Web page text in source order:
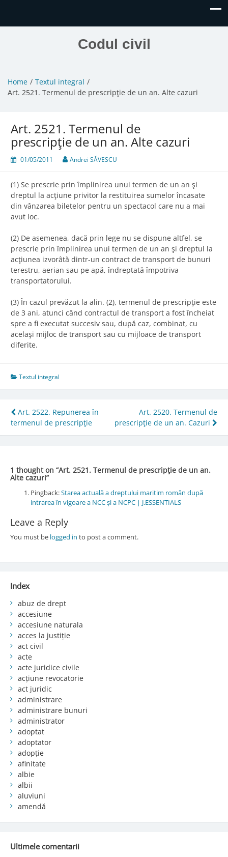
Codul civil
Home
Textul integral
Art. 2521. Termenul de prescripţie de un an. Alte cazuri
Art. 2521. Termenul de
prescripţie de un an. Alte cazuri
01/05/2011 Andrei SĂVESCU
(1) Se prescrie prin împlinirea unui termen de un an şi
dreptul la acţiune privitor la restituirea sumelor încasate
din vânzarea biletelor pentru un spectacol care nu a mai
avut loc.
(2) De asemenea, dacă prin lege nu se dispune altfel, se
prescrie prin împlinirea unui termen de un an şi dreptul la
acţiunea izvorâtă dintr-un contract de transport de bunuri
terestru, aerian sau pe apă, îndreptată împotriva
transportatorului.
(3) În cazul prevăzut la alin. (2), termenul de prescripţie este
de 3 ani, atunci când contractul de transport a fost încheiat
spre a fi executat succesiv sau, după caz, combinat, cu
acelaşi mijloc de transport sau cu mijloace de transport
diferite.
Textul integral
Post
navigation
Art. 2522. Repunerea în
termenul de prescripţie
Art. 2520. Termenul de
prescripţie de un an. Cazuri
1 thought on “Art. 2521. Termenul de prescripţie de un an.
Alte cazuri”
Pingback:Starea actuală a dreptului maritim român după
intrarea în vigoare a NCC și a NCPC | J.ESSENTIALS
Leave a Reply
You must be logged in to post a comment.
Index
abuz de drept
accesiune
accesiune naturala
acces la justiție
act civil
acte
acte juridice civile
acțiune revocatorie
act juridic
administrare
administrare bunuri
administrator
adoptat
adoptator
adopție
afinitate
albie
albii
aluviuni
amendă
Ultimele comentarii